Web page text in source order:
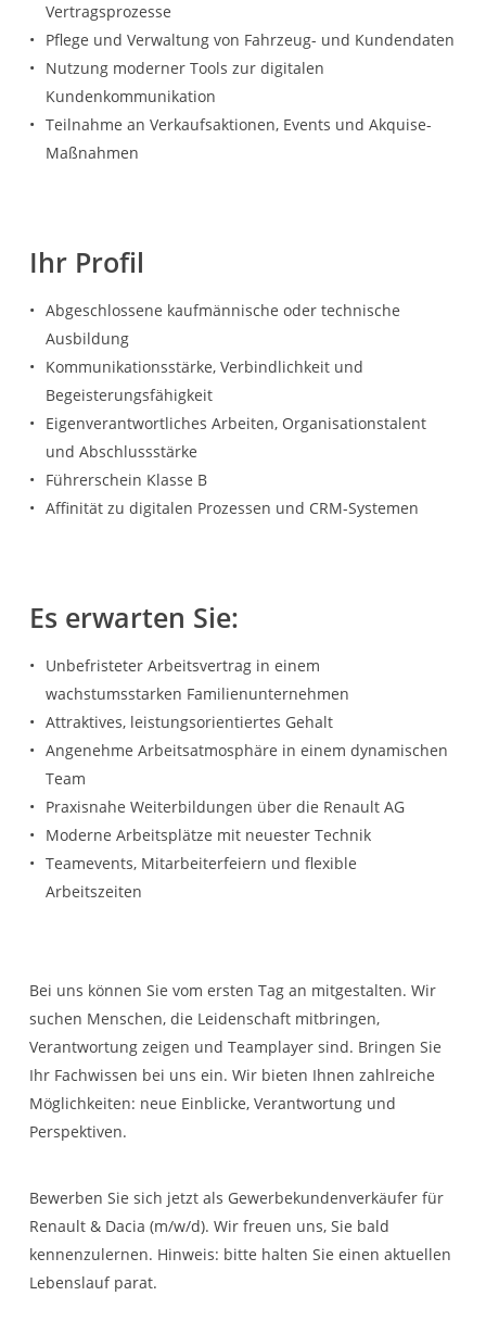
Vertragsprozesse
Pflege und Verwaltung von Fahrzeug- und Kundendaten
Nutzung moderner Tools zur digitalen
Kundenkommunikation
Teilnahme an Verkaufsaktionen, Events und Akquise-
Maßnahmen
Ihr Profil
Abgeschlossene kaufmännische oder technische
Ausbildung
Kommunikationsstärke, Verbindlichkeit und
Begeisterungsfähigkeit
Eigenverantwortliches Arbeiten, Organisationstalent
und Abschlussstärke
Führerschein Klasse B
Affinität zu digitalen Prozessen und CRM-Systemen
Es erwarten Sie:
Unbefristeter Arbeitsvertrag in einem
wachstumsstarken Familienunternehmen
Attraktives, leistungsorientiertes Gehalt
Angenehme Arbeitsatmosphäre in einem dynamischen
Team
Praxisnahe Weiterbildungen über die Renault AG
Moderne Arbeitsplätze mit neuester Technik
Teamevents, Mitarbeiterfeiern und flexible
Arbeitszeiten
Bei uns können Sie vom ersten Tag an mitgestalten. Wir
suchen Menschen, die Leidenschaft mitbringen,
Verantwortung zeigen und Teamplayer sind. Bringen Sie
Ihr Fachwissen bei uns ein. Wir bieten Ihnen zahlreiche
Möglichkeiten: neue Einblicke, Verantwortung und
Perspektiven.
Bewerben Sie sich jetzt als Gewerbekundenverkäufer für
Renault & Dacia (m/w/d). Wir freuen uns, Sie bald
kennenzulernen. Hinweis: bitte halten Sie einen aktuellen
Lebenslauf parat.